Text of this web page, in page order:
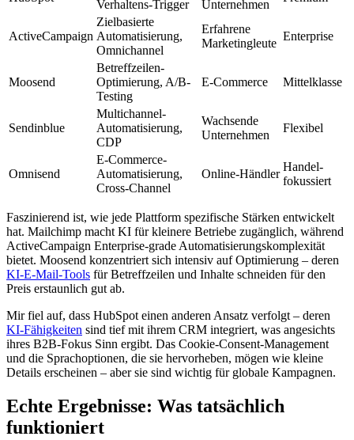
Verhaltens-Trigger
Unternehmen
ActiveCampaign
Zielbasierte
Automatisierung,
Omnichannel
Erfahrene
Marketingleute
Enterprise
Moosend
Betreffzeilen-
Optimierung, A/B-
Testing
E-Commerce Mittelklasse
Sendinblue
Multichannel-
Automatisierung,
CDP
Wachsende
Unternehmen
Flexibel
Omnisend
E-Commerce-
Automatisierung,
Cross-Channel
Online-Händler
Handel-
fokussiert
Faszinierend ist, wie jede Plattform spezifische Stärken entwickelt
hat. Mailchimp macht KI für kleinere Betriebe zugänglich, während
ActiveCampaign Enterprise-grade Automatisierungskomplexität
bietet. Moosend konzentriert sich intensiv auf Optimierung – deren
KI-E-Mail-Tools für Betreffzeilen und Inhalte schneiden für den
Preis erstaunlich gut ab.
Mir fiel auf, dass HubSpot einen anderen Ansatz verfolgt – deren
KI-Fähigkeiten sind tief mit ihrem CRM integriert, was angesichts
ihres B2B-Fokus Sinn ergibt. Das Cookie-Consent-Management
und die Sprachoptionen, die sie hervorheben, mögen wie kleine
Details erscheinen – aber sie sind wichtig für globale Kampagnen.
Echte Ergebnisse: Was tatsächlich
funktioniert